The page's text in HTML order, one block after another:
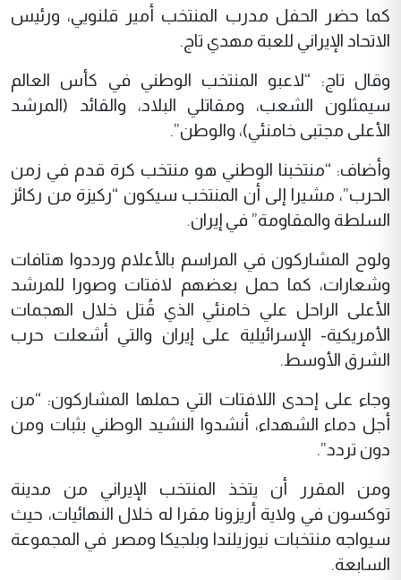
كما حضر الحفل مدرب المنتخب أمير قلنويي، ورئيس
الاتحاد الإيراني للعبة مهدي تاج.
وقال تاج: “لاعبو المنتخب الوطني في كأس العالم
سيمثلون الشعب، ومقاتلي البلاد، والقائد (المرشد
الأعلى مجتبى خامنئي)، والوطن”.
وأضاف: “منتخبنا الوطني هو منتخب كرة قدم في زمن
الحرب”، مشيرا إلى أن المنتخب سيكون “ركيزة من ركائز
السلطة والمقاومة” في إيران.
ولوح المشاركون في المراسم بالأعلام ورددوا هتافات
وشعارات، كما حمل بعضهم لافتات وصورا للمرشد
الأعلى الراحل علي خامنئي الذي قُتل خلال الهجمات
الأمريكية- الإسرائيلية على إيران والتي أشعلت حرب
الشرق الأوسط.
وجاء على إحدى اللافتات التي حملها المشاركون: “من
أجل دماء الشهداء، أنشدوا النشيد الوطني بثبات ومن
دون تردد”.
ومن المقرر أن يتخذ المنتخب الإيراني من مدينة
توكسون في ولاية أريزونا مقرا له خلال النهائيات، حيث
سيواجه منتخبات نيوزيلندا وبلجيكا ومصر في المجموعة
السابعة.